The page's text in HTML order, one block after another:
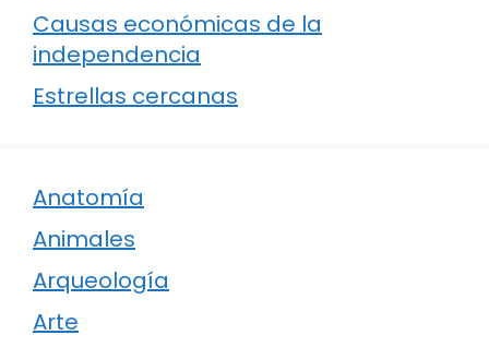
Causas económicas de la
independencia
Estrellas cercanas
Anatomía
Animales
Arqueología
Arte